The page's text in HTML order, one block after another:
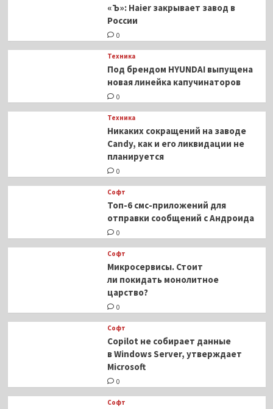
«Ъ»: Haier закрывает завод в
России
0
Техника
Под брендом HYUNDAI выпущена
новая линейка капучинаторов
0
Техника
Никаких сокращений на заводе
Candy, как и его ликвидации не
планируется
0
Софт
Топ-6 смс-приложений для
отправки сообщений с Андроида
0
Софт
Микросервисы. Стоит
ли покидать монолитное
царство?
0
Софт
Copilot не собирает данные
в Windows Server, утверждает
Microsoft
0
Софт